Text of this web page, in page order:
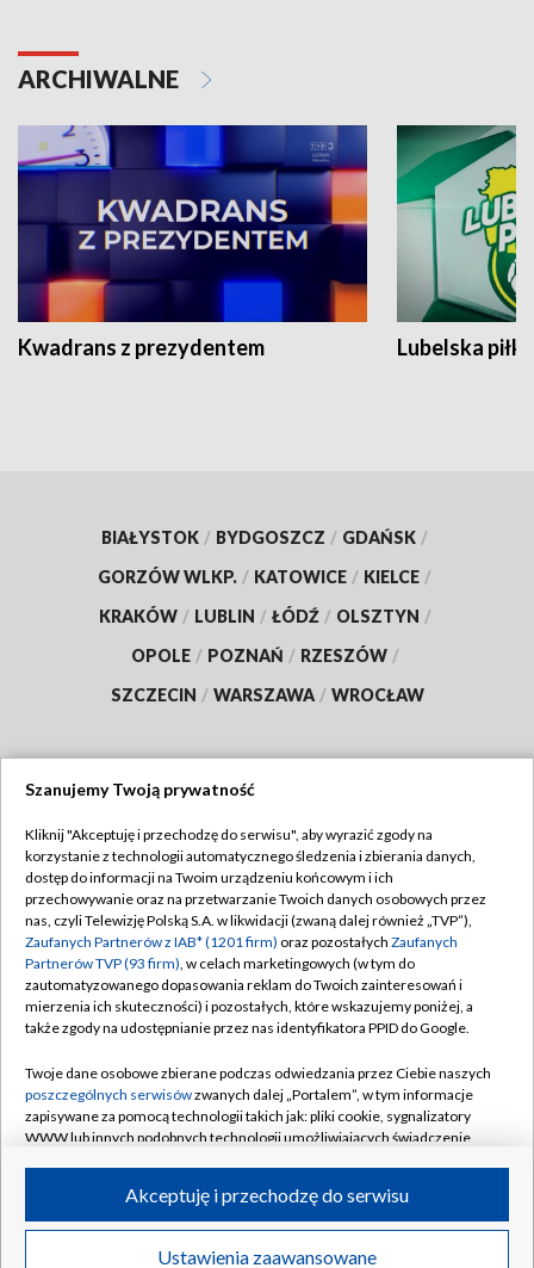
ARCHIWALNE
Kwadrans z prezydentem Lubelska piłka
BIAŁYSTOK / BYDGOSZCZ / GDAŃSK /
GORZÓW WLKP. / KATOWICE / KIELCE /
KRAKÓW / LUBLIN / ŁÓDŹ / OLSZTYN /
OPOLE / POZNAŃ / RZESZÓW /
SZCZECIN / WARSZAWA / WROCŁAW
TVP
Abonament TVP
Emisja w TVP
Centrum informacji TVP
Naziemna Telewizja Cyfrowa
Rada Programowa
System NOS
Informacje o nadawcy
Program dla prasy
Regulamin TVP
Polityka prywatności
Moje zgody
Pomoc
Kontakt
Kanały
©2026 Telewizja Polska S.A. w likwidacji
Szanujemy Twoją prywatność
Kliknij "Akceptuję i przechodzę do serwisu", aby wyrazić zgody na
korzystanie z technologii automatycznego śledzenia i zbierania danych,
dostęp do informacji na Twoim urządzeniu końcowym i ich
przechowywanie oraz na przetwarzanie Twoich danych osobowych przez
nas, czyli Telewizję Polską S.A. w likwidacji (zwaną dalej również „TVP”),
Zaufanych Partnerów z IAB* (1201 firm) oraz pozostałych Zaufanych
Partnerów TVP (93 firm), w celach marketingowych (w tym do
zautomatyzowanego dopasowania reklam do Twoich zainteresowań i
mierzenia ich skuteczności) i pozostałych, które wskazujemy poniżej, a
także zgody na udostępnianie przez nas identyfikatora PPID do Google.
Twoje dane osobowe zbierane podczas odwiedzania przez Ciebie naszych
poszczególnych serwisówzwanych dalej „Portalem”, w tym informacje
zapisywane za pomocą technologii takich jak: pliki cookie, sygnalizatory
WWW lub innych podobnych technologii umożliwiających świadczenie
ruchu w Internecie.
Twoje dane osobowe zbierane podczas odwiedzania przez Ciebie
Ustawienia zaawansowane
Akceptuję i przechodzę do serwisu